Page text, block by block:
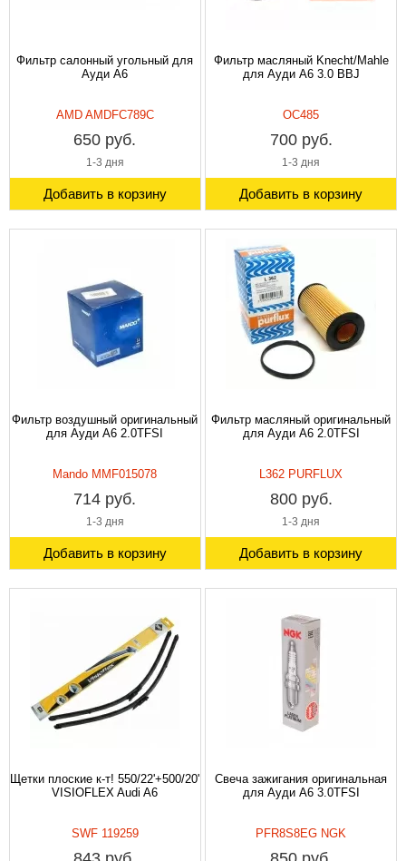
Фильтр салонный угольный для
Ауди А6
AMD AMDFC789C
650 руб.
1-3 дня
Добавить в корзину
Фильтр масляный Knecht/Mahle
для Ауди A6 3.0 BBJ
OC485
700 руб.
1-3 дня
Добавить в корзину
Фильтр воздушный оригинальный
для Ауди A6 2.0TFSI
Mando MMF015078
714 руб.
1-3 дня
Добавить в корзину
Фильтр масляный оригинальный
для Ауди A6 2.0TFSI
L362 PURFLUX
800 руб.
1-3 дня
Добавить в корзину
Щетки плоские к-т! 550/22'+500/20'
VISIOFLEX Audi A6
SWF 119259
Свеча зажигания оригинальная
для Ауди A6 3.0TFSI
PFR8S8EG NGK